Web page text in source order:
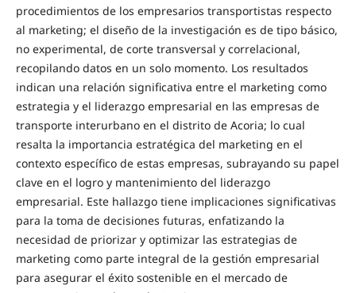
procedimientos de los empresarios transportistas respecto
al marketing; el diseño de la investigación es de tipo básico,
no experimental, de corte transversal y correlacional,
recopilando datos en un solo momento. Los resultados
indican una relación significativa entre el marketing como
estrategia y el liderazgo empresarial en las empresas de
transporte interurbano en el distrito de Acoria; lo cual
resalta la importancia estratégica del marketing en el
contexto específico de estas empresas, subrayando su papel
clave en el logro y mantenimiento del liderazgo
empresarial. Este hallazgo tiene implicaciones significativas
para la toma de decisiones futuras, enfatizando la
necesidad de priorizar y optimizar las estrategias de
marketing como parte integral de la gestión empresarial
para asegurar el éxito sostenible en el mercado de